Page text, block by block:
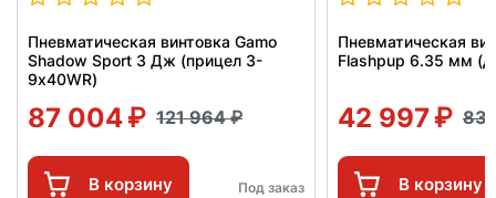
Пневматическая винтовка Gamo
Shadow Sport 3 Дж (прицел 3-
9х40WR)
87 004 121 964
В корзину Под заказ
Пневматическая
Flashpup 6.35 мм
42 997 83
В корзину